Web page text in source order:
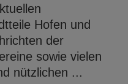
Hofen und
der
sowie vielen
nützlichen ...